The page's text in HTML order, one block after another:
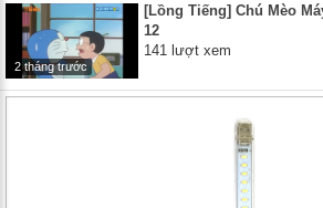
2 tháng trước
[Lồng Tiếng] Chú Mèo
12
141 lượt xem